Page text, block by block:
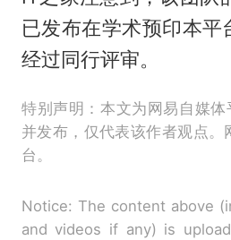
已发布在学术预印本平
经过同行评审。
特别声明：本文为网易自媒体
并发布，仅代表该作者观点。
台。
Notice: The content above
and videos if any) is